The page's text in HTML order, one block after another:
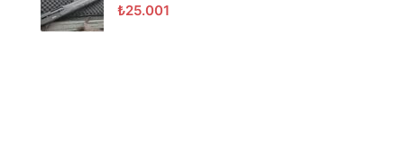
₺25.001